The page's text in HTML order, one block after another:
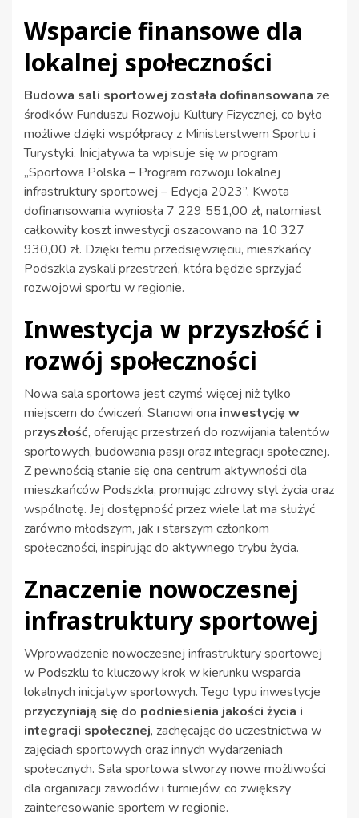
Wsparcie finansowe dla
lokalnej społeczności
Budowa sali sportowej została dofinansowana ze
środków Funduszu Rozwoju Kultury Fizycznej, co było
możliwe dzięki współpracy z Ministerstwem Sportu i
Turystyki. Inicjatywa ta wpisuje się w program
„Sportowa Polska – Program rozwoju lokalnej
infrastruktury sportowej – Edycja 2023”. Kwota
dofinansowania wyniosła 7 229 551,00 zł, natomiast
całkowity koszt inwestycji oszacowano na 10 327
930,00 zł. Dzięki temu przedsięwzięciu, mieszkańcy
Podszkla zyskali przestrzeń, która będzie sprzyjać
rozwojowi sportu w regionie.
Inwestycja w przyszłość i
rozwój społeczności
Nowa sala sportowa jest czymś więcej niż tylko
miejscem do ćwiczeń. Stanowi ona inwestycję w
przyszłość, oferując przestrzeń do rozwijania talentów
sportowych, budowania pasji oraz integracji społecznej.
Z pewnością stanie się ona centrum aktywności dla
mieszkańców Podszkla, promując zdrowy styl życia oraz
wspólnotę. Jej dostępność przez wiele lat ma służyć
zarówno młodszym, jak i starszym członkom
społeczności, inspirując do aktywnego trybu życia.
Znaczenie nowoczesnej
infrastruktury sportowej
Wprowadzenie nowoczesnej infrastruktury sportowej
w Podszklu to kluczowy krok w kierunku wsparcia
lokalnych inicjatyw sportowych. Tego typu inwestycje
przyczyniają się do podniesienia jakości życia i
integracji społecznej, zachęcając do uczestnictwa w
zajęciach sportowych oraz innych wydarzeniach
społecznych. Sala sportowa stworzy nowe możliwości
dla organizacji zawodów i turniejów, co zwiększy
zainteresowanie sportem w regionie.